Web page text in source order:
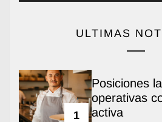
ULTIMAS
1
Posiciones
operativas
activa